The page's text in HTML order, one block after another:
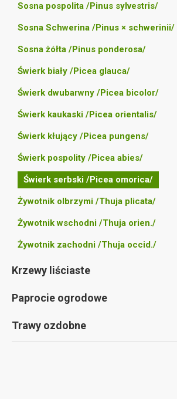
Sosna pospolita /Pinus sylvestris/
Sosna Schwerina /Pinus × schwerinii/
Sosna żółta /Pinus ponderosa/
Świerk biały /Picea glauca/
Świerk dwubarwny /Picea bicolor/
Świerk kaukaski /Picea orientalis/
Świerk kłujący /Picea pungens/
Świerk pospolity /Picea abies/
Świerk serbski /Picea omorica/
Żywotnik olbrzymi /Thuja plicata/
Żywotnik wschodni /Thuja orien./
Żywotnik zachodni /Thuja occid./
Krzewy liściaste
Paprocie ogrodowe
Trawy ozdobne